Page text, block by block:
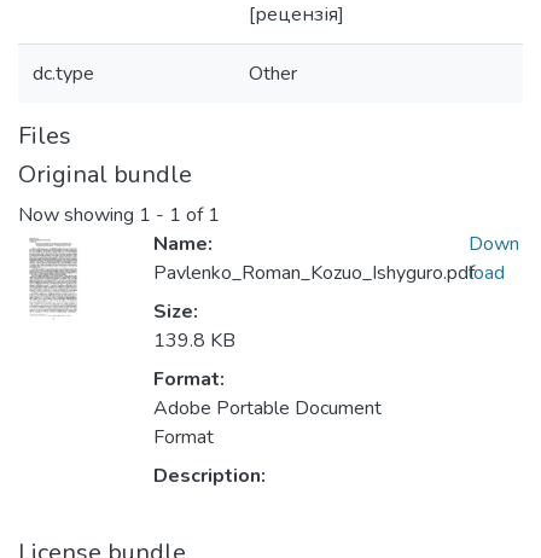
[рецензія]
dc.type Other
Files
Original bundle
Now showing 1 - 1 of 1
Name:
Pavlenko_Roman_Kozuo_Ishyguro.pdf
Size:
139.8 KB
Format:
Adobe Portable Document
Format
Description:
Down
load